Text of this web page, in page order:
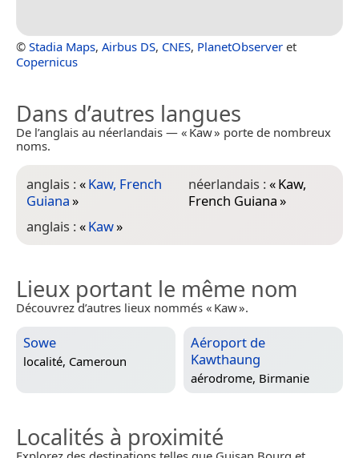
© Stadia Maps, Airbus DS, CNES, PlanetObserver et
Copernicus
Dans d’autres langues
De l’anglais au néerlandais — « Kaw » porte de nombreux
noms.
anglais :«Kaw, French
Guiana»
anglais :«Kaw»
néerlandais :«Kaw,
French Guiana»
Lieux portant le même nom
Découvrez d’autres lieux nommés « Kaw ».
Sowe
localité, Cameroun
Aéroport de
Kawthaung
aérodrome, Birmanie
Localités à proximité